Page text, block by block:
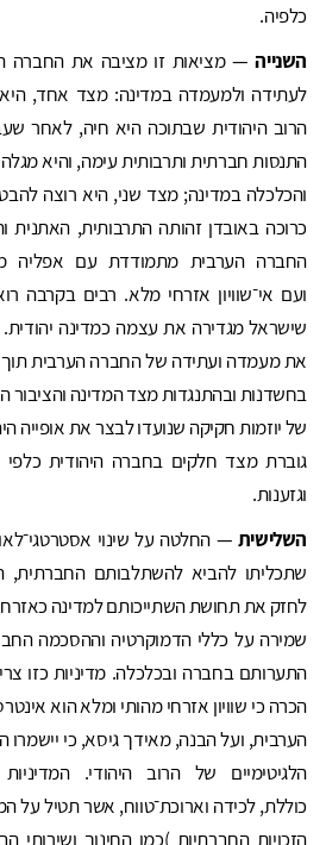
כלפיה.
השנייה— מציאות זו מציבה את החברה
לעתידה ולמעמדה במדינה: מצד אחד,
הרוב היהודית שבתוכה היא חיה, לאחר
התנסות חברתית ותרבותית עימה, והיא
והכלכלה במדינה; מצד שני, היא רוצה
כרוכה באובדן זהותה התרבותית, האתנית
החברה הערבית מתמודדת עם אפליה
ועם אי־שוויון אזרחי מלא. רבים בקרבה
שישראל מגדירה את עצמה כמדינה
את מעמדה ועתידה של החברה הערבית
בחשדנות ובהתנגדות מצד המדינה והציבור
של יוזמות חקיקה שנועדו לבצר את אופייה
גוברת מצד חלקים בחברה היהודית כלפי
וגזענות.
השלישית — החלטה על שינוי
שתכליתו להביא להשתלבותם החברתית,
לחזק את תחושת השתייכותם למדינה כאזרחים
שמירה על כללי הדמוקרטיה וההסכמה
התערותם בחברה ובכלכלה. מדיניות כזו
הכרה כי שוויון אזרחי מהותי ומלא הוא
הערבית, ועל הבנה, מאידך גיסא, כי יישמרו
הלגיטימיים של הרוב היהודי.
כוללת, לכידה וארוכת־טווח, אשר תטיל על
הזכויות החברתיות )כמו החינוך